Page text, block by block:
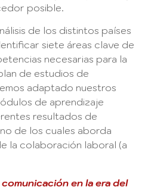
posible.
de los distintos países
siete áreas clave de
necesarias para la
de estudios de
adaptado nuestros
de aprendizaje
resultados de
de los cuales aborda
la colaboración laboral (a
en la era del